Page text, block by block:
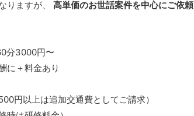
りますが、 高単価のお世話案件を中心にご依頼
分3000円〜
に＋料金あり
円以上は追加交通費としてご請求）